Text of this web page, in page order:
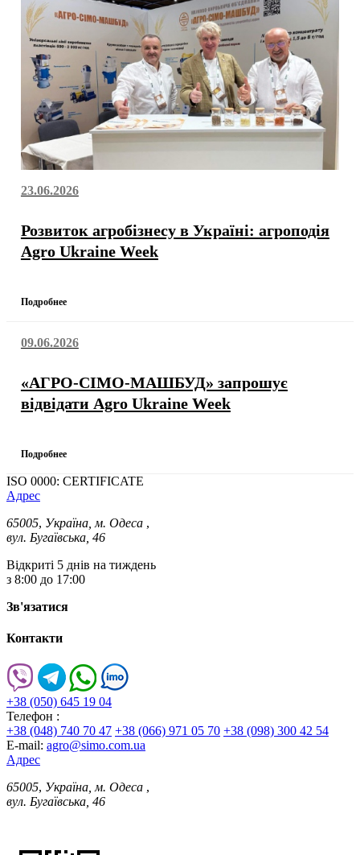
23.06.2026
Розвиток агробізнесу в Україні: агроподія
Agro Ukraine Week
Подробнее
09.06.2026
«АГРО-СІМО-МАШБУД» запрошує
відвідати Agro Ukraine Week
Подробнее
ISO 0000: CERTIFICATE
Адрес
65005, Україна, м. Одеса ,
вул. Бугаївська, 46
Відкриті 5 днів на тиждень
з 8:00 до 17:00
Зв'язатися
Контакти
+38 (050) 645 19 04
Телефон :
+38 (048) 740 70 47 +38 (066) 971 05 70 +38 (098) 300 42 54
E-mail: agro@simo.com.ua
Адрес
65005, Україна, м. Одеса ,
вул. Бугаївська, 46